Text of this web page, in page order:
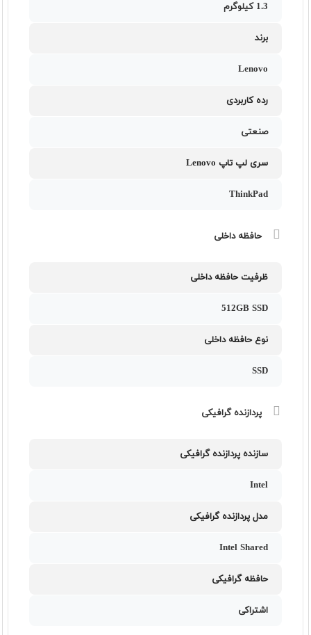
1.3 کیلوگرم
برند
Lenovo
رده کاربردی
صنعتی
سری لپ تاپ Lenovo
ThinkPad
حافظه داخلی
ظرفیت حافظه داخلی
512GB SSD
نوع حافظه داخلی
SSD
پردازنده گرافیکی
سازنده پردازنده گرافیکی
Intel
مدل پردازنده گرافیکی
Intel Shared
حافظه گرافیکی
اشتراکی